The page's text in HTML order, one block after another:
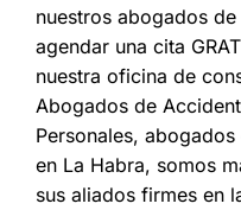
nuestros abogados
agendar una cita
nuestra oficina de
Abogados de
Personales,
en La Habra, somos
sus aliados firmes en